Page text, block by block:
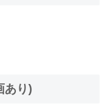
あり)